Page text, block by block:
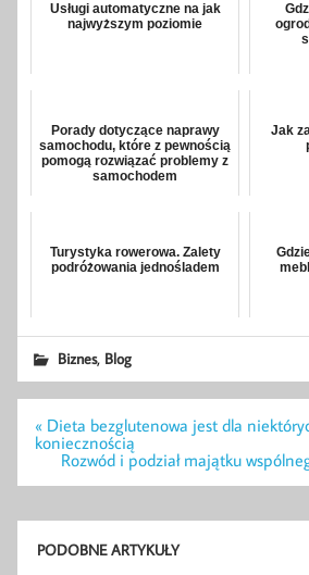
Usługi automatyczne na jak
najwyższym poziomie
Porady dotyczące naprawy
samochodu, które z pewnością
pomogą rozwiązać problemy z
samochodem
Jak
Turystyka rowerowa. Zalety
podróżowania jednośladem
Biznes, Blog
Nawigacja
wpisu
« Dieta bezglutenowa jest dla
koniecznością
Rozwód i podział majątku
PODOBNE ARTYKUŁY